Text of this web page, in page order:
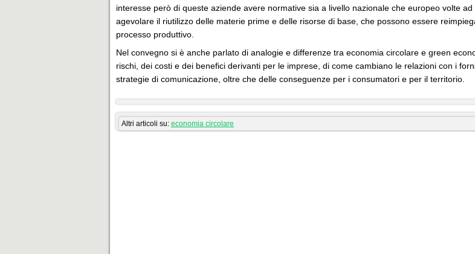
interesse però di queste aziende avere normative sia a livello nazionale che europeo volte ad
agevolare il riutilizzo delle materie prime e delle risorse di base, che possono essere
processo produttivo.
Nel convegno si è anche parlato di analogie e differenze tra economia circolare e green
rischi, dei costi e dei benefici derivanti per le imprese, di come cambiano le relazioni con i
strategie di comunicazione, oltre che delle conseguenze per i consumatori e per il territorio.
Altri articoli su: economia circolare